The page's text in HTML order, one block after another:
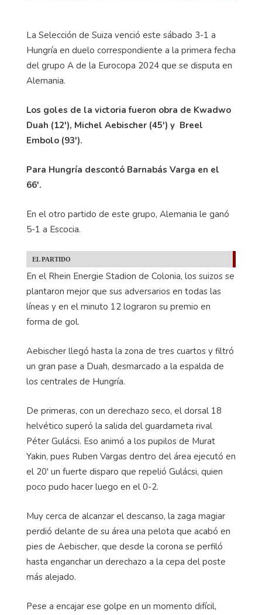
La Selección de Suiza venció este sábado 3-1 a
Hungría en duelo correspondiente a la primera fecha
del grupo A de la Eurocopa 2024 que se disputa en
Alemania.
Los goles de la victoria fueron obra de Kwadwo
Duah (12'), Michel Aebischer (45') y Breel
Embolo (93').
Para Hungría descontó Barnabás Varga en el
66'.
En el otro partido de este grupo, Alemania le ganó
5-1 a Escocia.
EL PARTIDO
En el Rhein Energie Stadion de Colonia, los suizos se
plantaron mejor que sus adversarios en todas las
líneas y en el minuto 12 lograron su premio en
forma de gol.
Aebischer llegó hasta la zona de tres cuartos y filtró
un gran pase a Duah, desmarcado a la espalda de
los centrales de Hungría.
De primeras, con un derechazo seco, el dorsal 18
helvético superó la salida del guardameta rival
Péter Gulácsi. Eso animó a los pupilos de Murat
Yakin, pues Ruben Vargas dentro del área ejecutó en
el 20' un fuerte disparo que repelió Gulácsi, quien
poco pudo hacer luego en el 0-2.
Muy cerca de alcanzar el descanso, la zaga magiar
perdió delante de su área una pelota que acabó en
pies de Aebischer, que desde la corona se perfiló
hasta enganchar un derechazo a la cepa del poste
más alejado.
Pese a encajar ese golpe en un momento difícil,